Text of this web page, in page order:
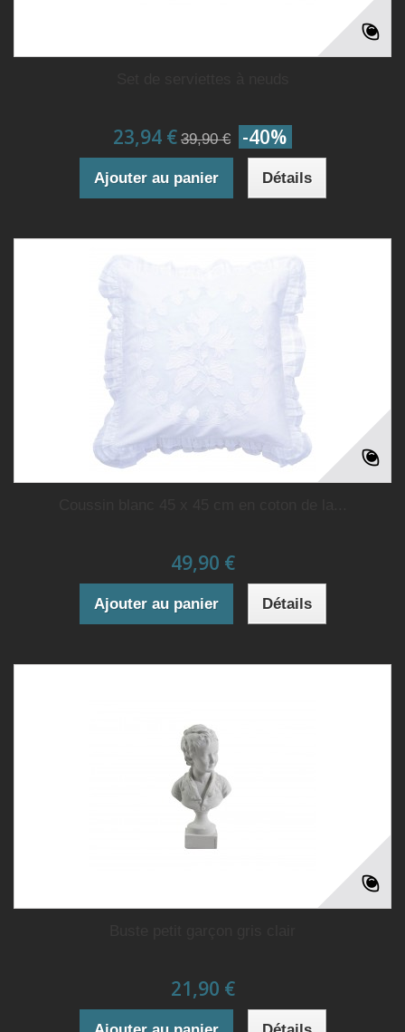
23,94 € 39,90 € -40%
Ajouter au panier Détails
49,90 €
Ajouter au panier Détails
21,90 €